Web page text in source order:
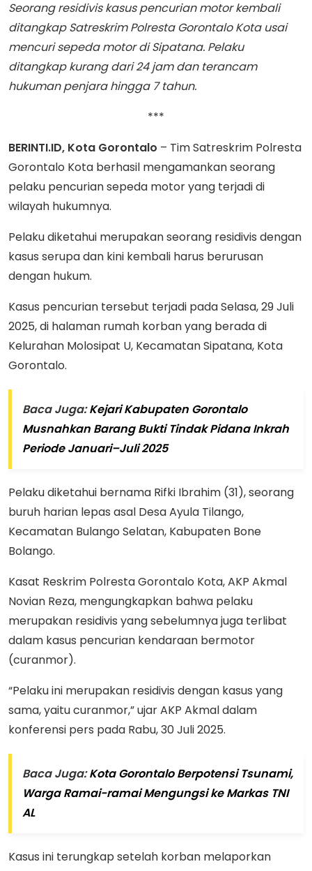
Seorang residivis kasus pencurian motor kembali
ditangkap Satreskrim Polresta Gorontalo Kota usai
mencuri sepeda motor di Sipatana. Pelaku
ditangkap kurang dari 24 jam dan terancam
hukuman penjara hingga 7 tahun.
***
BERINTI.ID, Kota Gorontalo – Tim Satreskrim Polresta
Gorontalo Kota berhasil mengamankan seorang
pelaku pencurian sepeda motor yang terjadi di
wilayah hukumnya.
Pelaku diketahui merupakan seorang residivis dengan
kasus serupa dan kini kembali harus berurusan
dengan hukum.
Kasus pencurian tersebut terjadi pada Selasa, 29 Juli
2025, di halaman rumah korban yang berada di
Kelurahan Molosipat U, Kecamatan Sipatana, Kota
Gorontalo.
Baca Juga:Kejari Kabupaten Gorontalo
Musnahkan Barang Bukti Tindak Pidana Inkrah
Periode Januari–Juli 2025
Pelaku diketahui bernama Rifki Ibrahim (31), seorang
buruh harian lepas asal Desa Ayula Tilango,
Kecamatan Bulango Selatan, Kabupaten Bone
Bolango.
Kasat Reskrim Polresta Gorontalo Kota, AKP Akmal
Novian Reza, mengungkapkan bahwa pelaku
merupakan residivis yang sebelumnya juga terlibat
dalam kasus pencurian kendaraan bermotor
(curanmor).
“Pelaku ini merupakan residivis dengan kasus yang
sama, yaitu curanmor,” ujar AKP Akmal dalam
konferensi pers pada Rabu, 30 Juli 2025.
Baca Juga:Kota Gorontalo Berpotensi Tsunami,
Warga Ramai-ramai Mengungsi ke Markas TNI
AL
Kasus ini terungkap setelah korban melaporkan